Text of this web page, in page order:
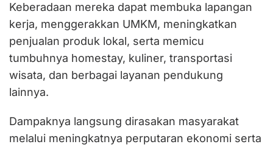
Keberadaan mereka dapat membuka lapangan
kerja, menggerakkan UMKM, meningkatkan
penjualan produk lokal, serta memicu
tumbuhnya homestay, kuliner, transportasi
wisata, dan berbagai layanan pendukung
lainnya.
Dampaknya langsung dirasakan masyarakat
melalui meningkatnya perputaran ekonomi serta